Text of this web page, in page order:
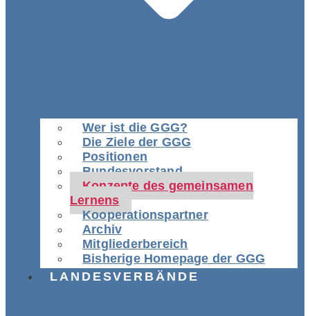
Wer ist die GGG?
Die Ziele der GGG
Positionen
Bundesvorstand
Konzepte des gemeinsamen
Lernens
Kooperationspartner
Archiv
Mitgliederbereich
Bisherige Homepage der GGG
LANDESVERBÄNDE